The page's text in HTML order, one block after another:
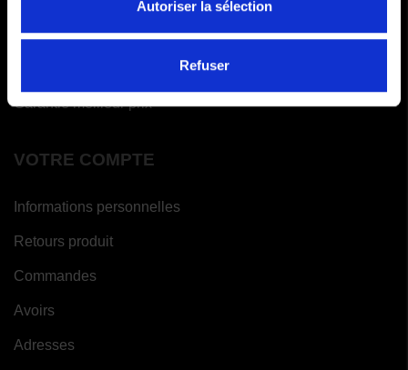
Autoriser la sélection
Refuser
Garantie meilleur prix
VOTRE COMPTE
Informations personnelles
Retours produit
Commandes
Avoirs
Adresses